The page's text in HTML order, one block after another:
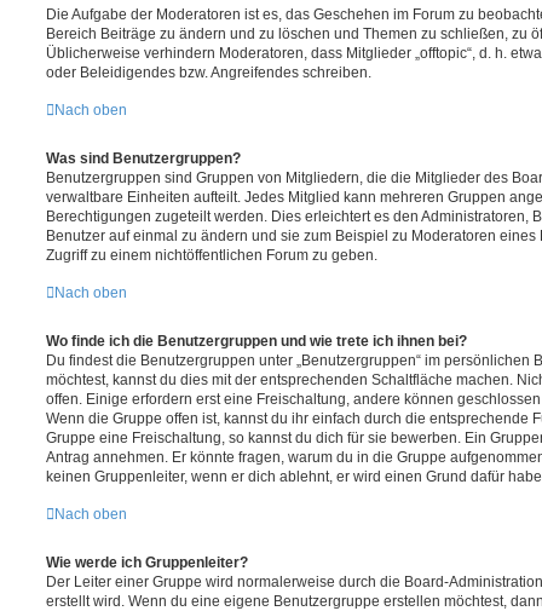
Die Aufgabe der Moderatoren ist es, das Geschehen im Forum zu
Bereich Beiträge zu ändern und zu löschen und Themen zu schließen, zu
Üblicherweise verhindern Moderatoren, dass Mitglieder „offtopic“, d. h.
oder Beleidigendes bzw. Angreifendes schreiben.
Nach oben
Was sind Benutzergruppen?
Benutzergruppen sind Gruppen von Mitgliedern, die die Mitglieder des
verwaltbare Einheiten aufteilt. Jedes Mitglied kann mehreren Gruppen
Berechtigungen zugeteilt werden. Dies erleichtert es den Administratoren,
Benutzer auf einmal zu ändern und sie zum Beispiel zu Moderatoren
Zugriff zu einem nichtöffentlichen Forum zu geben.
Nach oben
Wo finde ich die Benutzergruppen und wie trete ich ihnen bei?
Du findest die Benutzergruppen unter „Benutzergruppen“ im persönlichen
möchtest, kannst du dies mit der entsprechenden Schaltfläche machen.
offen. Einige erfordern erst eine Freischaltung, andere können
Wenn die Gruppe offen ist, kannst du ihr einfach durch die entsprechende
Gruppe eine Freischaltung, so kannst du dich für sie bewerben. Ein
Antrag annehmen. Er könnte fragen, warum du in die Gruppe
keinen Gruppenleiter, wenn er dich ablehnt, er wird einen Grund dafür
Nach oben
Wie werde ich Gruppenleiter?
Der Leiter einer Gruppe wird normalerweise durch die Board-
erstellt wird. Wenn du eine eigene Benutzergruppe erstellen möchtest,